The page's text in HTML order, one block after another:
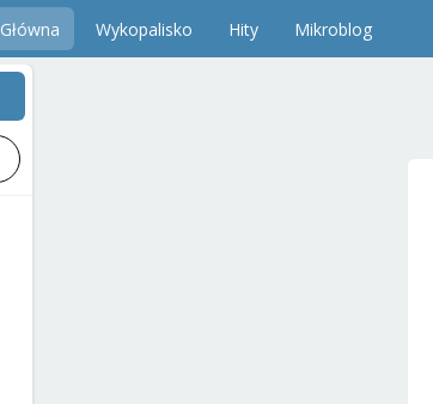
Główna Wykopalisko Hity Mikroblog